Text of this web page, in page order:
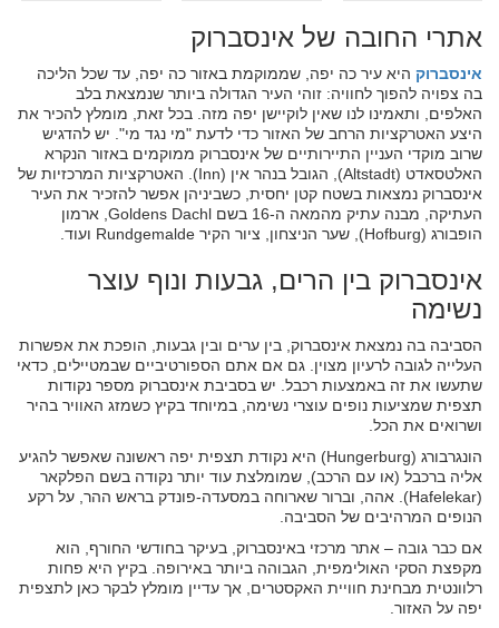
אתרי החובה של אינסברוק
אינסברוק היא עיר כה יפה, שממוקמת באזור כה יפה, עד שכל הליכה
בה צפויה להפוך לחוויה: זוהי העיר הגדולה ביותר שנמצאת בלב
האלפים, ותאמינו לנו שאין לוקיישן יפה מזה. בכל זאת, מומלץ להכיר את
היצע האטרקציות הרחב של האזור כדי לדעת "מי נגד מי". יש להדגיש
שרוב מוקדי העניין התיירותיים של אינסברוק ממוקמים באזור הנקרא
האלטסאדט (Altstadt), הגובל בנהר אין (Inn). האטרקציות המרכזיות של
אינסברוק נמצאות בשטח קטן יחסית, כשביניהן אפשר להזכיר את העיר
העתיקה, מבנה עתיק מהמאה ה-16 בשם Goldens Dachl, ארמון
הופבורג (Hofburg), שער הניצחון, ציור הקיר Rundgemalde ועוד.
אינסברוק בין הרים, גבעות ונוף עוצר
נשימה
הסביבה בה נמצאת אינסברוק, בין ערים ובין גבעות, הופכת את אפשרות
העלייה לגובה לרעיון מצוין. גם אם אתם הספורטיביים שבמטיילים, כדאי
שתעשו את זה באמצעות רכבל. יש בסביבת אינסברוק מספר נקודות
תצפית שמציעות נופים עוצרי נשימה, במיוחד בקיץ כשמזג האוויר בהיר
ושרואים את הכל.
הונגרבורג (Hungerburg) היא נקודת תצפית יפה ראשונה שאפשר להגיע
אליה ברכבל (או עם הרכב), שמומלצת עוד יותר נקודה בשם הפלקאר
(Hafelekar). אהה, וברור שארוחה במסעדה-פונדק בראש ההר, על רקע
הנופים המרהיבים של הסביבה.
אם כבר גובה – אתר מרכזי באינסברוק, בעיקר בחודשי החורף, הוא
מקפצת הסקי האולימפית, הגבוהה ביותר באירופה. בקיץ היא פחות
רלוונטית מבחינת חוויית האקסטרים, אך עדיין מומלץ לבקר כאן לתצפית
יפה על האזור.